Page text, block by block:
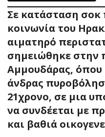
Σε κατάσταση σοκ
κοινωνία του
αιματηρό
σημειώθηκε στην
Αμμουδάρας, όπου
άνδρας
21χρονο, σε μια
να συνδέεται με
και βαθιά